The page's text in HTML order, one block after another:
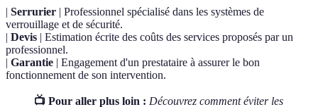
| Serrurier | Professionnel spécialisé dans les systèmes de
verrouillage et de sécurité.
| Devis | Estimation écrite des coûts des services proposés par un
professionnel.
| Garantie | Engagement d'un prestataire à assurer le bon
fonctionnement de son intervention.
📺 Pour aller plus loin : Découvrez comment éviter les